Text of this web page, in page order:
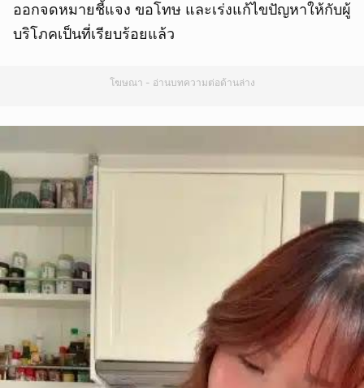
ออกจดหมายชี้แจง ขอโทษ และเร่งแก้ไขปัญหาให้กับผู้
บริโภคเป็นที่เรียบร้อยแล้ว
โฆษณา - อ่านบทความต่อด้านล่าง